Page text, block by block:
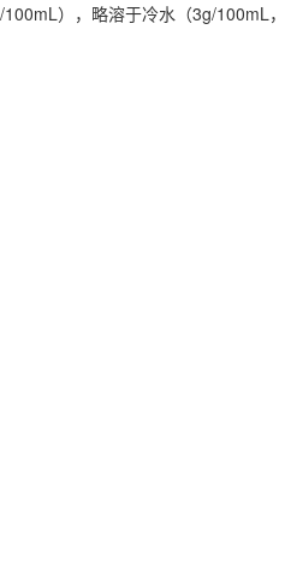
），略溶于冷水（3g/100mL，